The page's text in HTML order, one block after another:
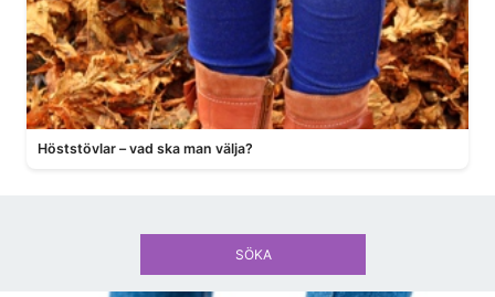
Höststövlar – vad ska man välja?
SÖKA